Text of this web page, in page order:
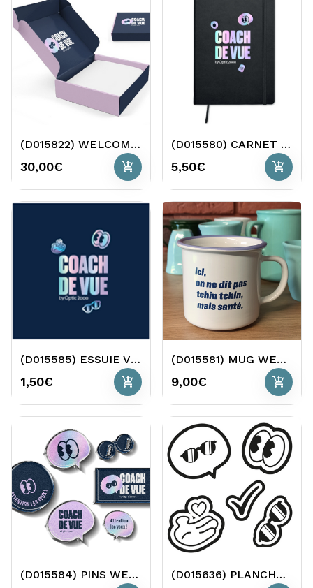
(D015822) WELCOME PACK COLLABORATEUR
30,00€ add_shopping_cart
(D015580) CARNET DE NOTES WELCOME PACK O2
5,50€ add_shopping_cart
(D015585) ESSUIE VERRES WELCOME PACK O2
1,50€ add_shopping_cart
(D015581) MUG WELCOME PACK O2
9,00€ add_shopping_cart
(D015584) PINS WELCOME PACK O2 (D015636) PLANCHE DE STICKERS WELCOME PACK O2